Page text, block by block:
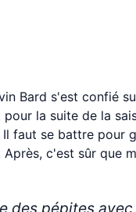
Bard s'est confié
la suite de la
faut se battre pour
c'est sûr que
des pépites